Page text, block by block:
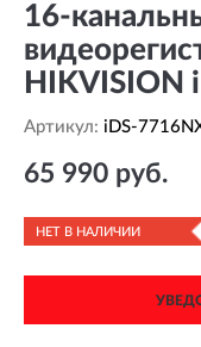
16-
HIKVISION
Артикул: iDS-
65 990 руб.
НЕТ В НАЛИЧИИ